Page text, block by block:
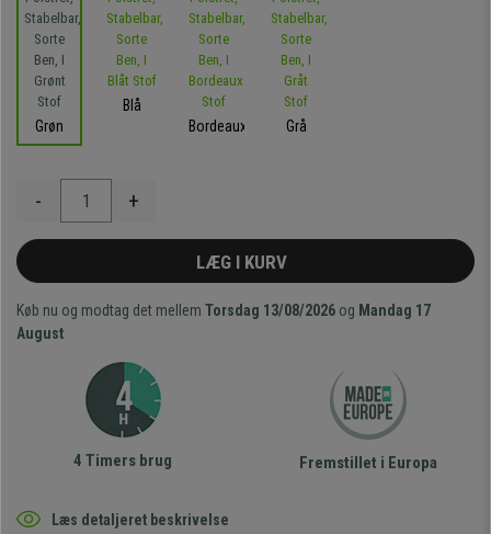
Grøn
Blå
Bordeaux
Grå
- +
LÆG I KURV
Køb nu og modtag det mellem Torsdag 13/08/2026 og Mandag 17
August
4 Timers brug Fremstillet i Europa
Læs detaljeret beskrivelse